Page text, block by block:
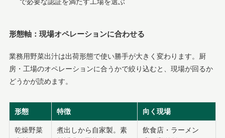
形態軸：現場オペレーションに合わせる
業務用野菜出汁は出荷形態で使い勝手が大きく変わります。厨
房・工場のオペレーションに合うかで絞り込むと、現場が回るか
どうかが読めます。
形態 特徴 向く現場
乾燥野菜
煮出しから自家製。素
飲食店・ラーメン